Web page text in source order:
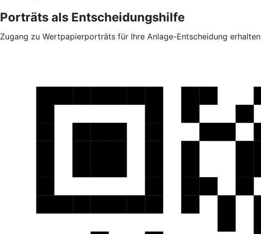
Porträts als Entscheidungshilfe
Zugang zu Wertpapierporträts für Ihre Anlage-Entscheidung erhalten